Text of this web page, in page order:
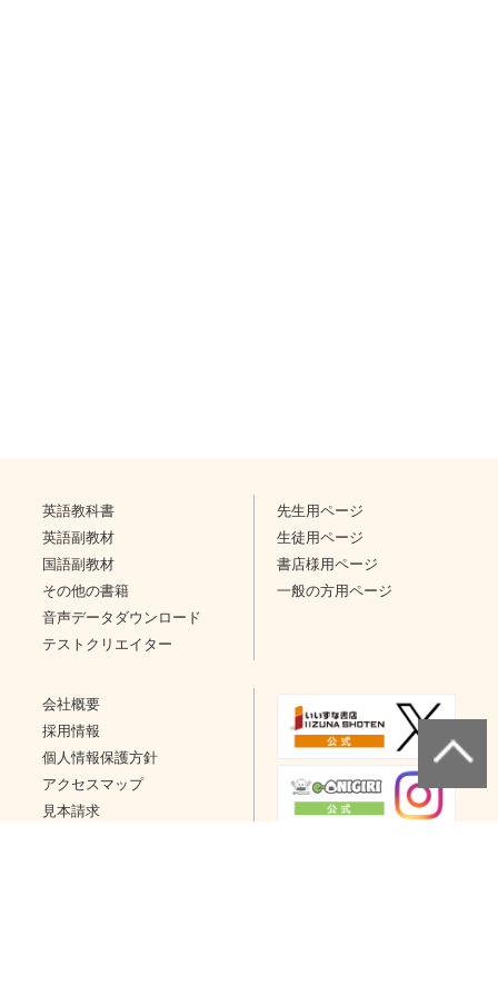
英語教科書
英語副教材
国語副教材
その他の書籍
音声データダウンロード
テストクリエイター
先生用ページ
生徒用ページ
書店様用ページ
一般の方用ページ
会社概要
採用情報
個人情報保護方針
アクセスマップ
見本請求